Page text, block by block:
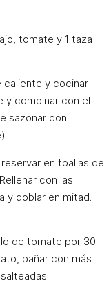
tomate y 1 taza
caliente y cocinar
y combinar con el
sazonar con
en toallas de
con las
y doblar en mitad.
de tomate por 30
bañar con más